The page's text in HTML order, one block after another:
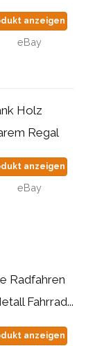
anzeigen
eBay
Holz
Regal
anzeigen
eBay
Radfahren
Fahrrad...
anzeigen